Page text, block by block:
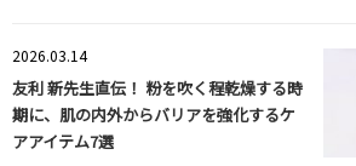
2026.03.14
友利 新先生直伝！ 粉を吹く程乾燥する時
期に、肌の内外からバリアを強化するケ
アアイテム7選